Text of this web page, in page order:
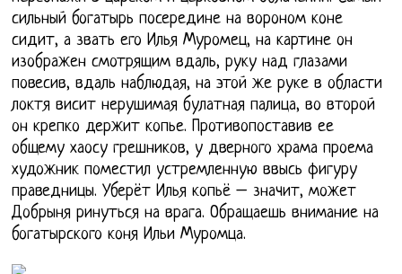
сильный богатырь посередине на вороном коне
сидит, а звать его Илья Муромец, на картине он
изображен смотрящим вдаль, руку над глазами
повесив, вдаль наблюдая, на этой же руке в области
локтя висит нерушимая булатная палица, во второй
он крепко держит копье. Противопоставив ее
общему хаосу грешников, у дверного храма проема
художник поместил устремленную ввысь фигуру
праведницы. Уберёт Илья копьё – значит, может
Добрыня ринуться на врага. Обращаешь внимание на
богатырского коня Ильи Муромца.